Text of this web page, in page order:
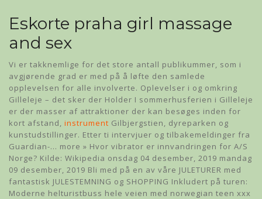
Eskorte praha girl massage
and sex
Vi er takknemlige for det store antall publikummer, som i
avgjørende grad er med på å løfte den samlede
opplevelsen for alle involverte. Oplevelser i og omkring
Gilleleje – det sker der Holder I sommerhusferien i Gilleleje
er der masser af attraktioner der kan besøges inden for
kort afstand, instrument Gilbjergstien, dyreparken og
kunstudstillinger. Etter ti intervjuer og tilbakemeldinger fra
Guardian-… more » Hvor vibrator er innvandringen for A/S
Norge? Kilde: Wikipedia onsdag 04 desember, 2019 mandag
09 desember, 2019 Bli med på en av våre JULETURER med
fantastisk JULESTEMNING og SHOPPING Inkludert på turen:
Moderne helturistbuss hele veien med norwegian teen xxx